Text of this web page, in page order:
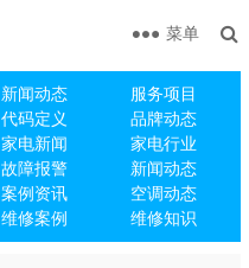
新闻动态
服务项目
代码定义
品牌动态
家电新闻
家电行业
故障报警
新闻动态
案例资讯
空调动态
维修案例 维修知识
菜单